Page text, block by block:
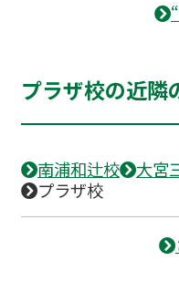
プラザ校の近隣
南浦和辻校 大宮
プラザ校